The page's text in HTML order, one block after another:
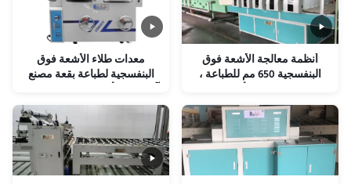
أنظمة معالجة الأشعة فوق
البنفسجية 650 مم للطباعة ،
نظام المعالجة بالأشعة فوق
البنفسجية بقيادة الولايات
المتحدة
معدات طلاء الأشعة فوق
البنفسجية لطباعة بقعة مصنع
آلة طلاء الأشعة فوق البنفسجية